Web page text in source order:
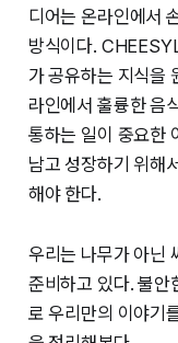
디어는 온라인에서
방식이다.
가 공유하는 지식을
라인에서 훌륭한 음
통하는 일이 중요한
남고 성장하기 위해
해야 한다.
우리는 나무가 아닌
준비하고 있다. 불안
로 우리만의 이야기